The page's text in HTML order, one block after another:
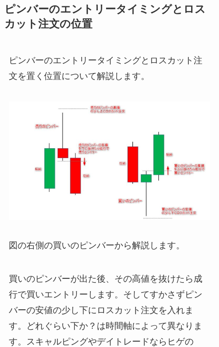
ピンバーのエントリータイミングとロス
カット注文の位置
ピンバーのエントリータイミングとロスカット注
文を置く位置について解説します。
図の右側の買いのピンバーから解説します。
買いのピンバーが出た後、その高値を抜けたら成
行で買いエントリーします。そしてすかさずピン
バーの安値の少し下にロスカット注文を入れま
す。どれぐらい下か？は時間軸によって異なりま
す。スキャルピングやデイトレードならヒゲの